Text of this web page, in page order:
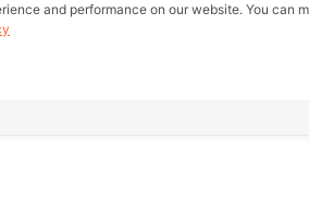
and performance on our website. You can